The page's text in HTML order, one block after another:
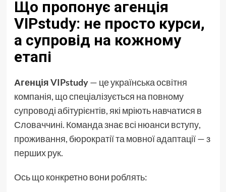
Що пропонує агенція
VIPstudy: не просто курси,
а супровід на кожному
етапі
Агенція VIPstudy— це українська освітня
компанія, що спеціалізується на повному
супроводі абітурієнтів, які мріють навчатися в
Словаччині. Команда знає всі нюанси вступу,
проживання, бюрократії та мовної адаптації — з
перших рук.
Ось що конкретно вони роблять: